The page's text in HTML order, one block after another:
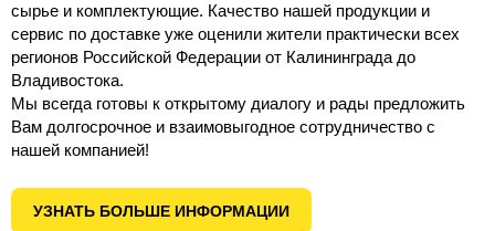
сырье и комплектующие. Качество нашей продукции и
сервис по доставке уже оценили жители практически всех
регионов Российской Федерации от Калининграда до
Владивостока.
Мы всегда готовы к открытому диалогу и рады предложить
Вам долгосрочное и взаимовыгодное сотрудничество с
нашей компанией!
УЗНАТЬ БОЛЬШЕ ИНФОРМАЦИИ